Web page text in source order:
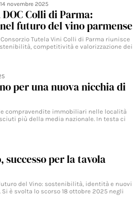
14 novembre 2025
Colli di Parma:
futuro del vino parmense
Tutela Vini Colli di Parma riunisce
competitività e valorizzazione dei
per una nuova nicchia di
compravendite immobiliari nelle località
più della media nazionale. In testa ci
successo per la tavola
del Vino: sostenibilità, identità e nuovi
è svolta lo scorso 18 ottobre 2025 negli